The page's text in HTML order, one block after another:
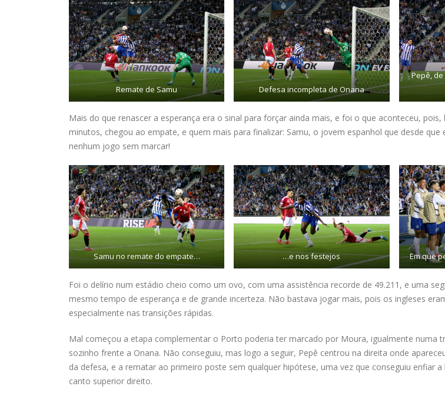
Remate de Samu Defesa incompleta de Onana
Pepê,
Mais do que renascer a esperança era o sinal para forçar ainda mais, e foi o que aconteceu,
minutos, chegou ao empate, e quem mais para finalizar: Samu, o jovem espanhol que desde que
nenhum jogo sem marcar!
Samu no remate do empate… …e nos festejos Em que
Foi o delírio num estádio cheio como um ovo, com uma assistência recorde de 49.211, e uma
mesmo tempo de esperança e de grande incerteza. Não bastava jogar mais, pois os ingleses
especialmente nas transições rápidas.
Mal começou a etapa complementar o Porto poderia ter marcado por Moura, igualmente numa
sozinho frente a Onana. Não conseguiu, mas logo a seguir, Pepê centrou na direita onde
da defesa, e a rematar ao primeiro poste sem qualquer hipótese, uma vez que conseguiu enfiar
canto superior direito.